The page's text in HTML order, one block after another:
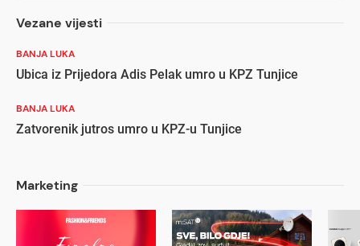
Vezane vijesti
BANJA LUKA
Ubica iz Prijedora Adis Pelak umro u KPZ Tunjice
BANJA LUKA
Zatvorenik jutros umro u KPZ-u Tunjice
Marketing